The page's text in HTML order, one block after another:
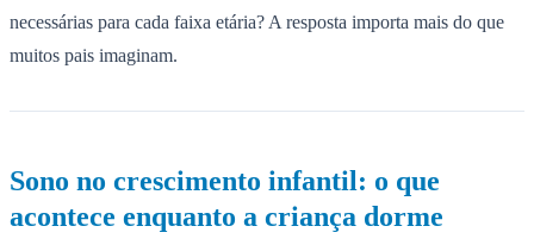
necessárias para cada faixa etária? A resposta importa mais do que
muitos pais imaginam.
Sono no crescimento infantil: o que
acontece enquanto a criança dorme